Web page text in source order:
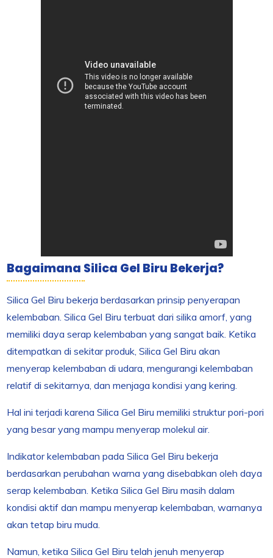
Bagaimana Silica Gel Biru Bekerja?
Silica Gel Biru bekerja berdasarkan prinsip penyerapan
kelembaban. Silica Gel Biru terbuat dari silika amorf, yang
memiliki daya serap kelembaban yang sangat baik. Ketika
ditempatkan di sekitar produk, Silica Gel Biru akan
menyerap kelembaban di udara, mengurangi kelembaban
relatif di sekitarnya, dan menjaga kondisi yang kering.
Hal ini terjadi karena Silica Gel Biru memiliki struktur pori-pori
yang besar yang mampu menyerap molekul air.
Indikator kelembaban pada Silica Gel Biru bekerja
berdasarkan perubahan warna yang disebabkan oleh daya
serap kelembaban. Ketika Silica Gel Biru masih dalam
kondisi aktif dan mampu menyerap kelembaban, warnanya
akan tetap biru muda.
Namun, ketika Silica Gel Biru telah jenuh menyerap